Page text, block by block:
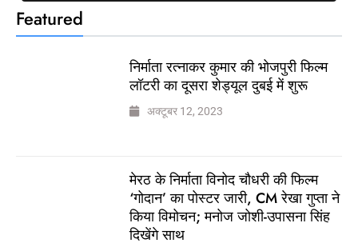
Featured
निर्माता रत्नाकर कुमार की भोजपुरी फिल्म
लॉटरी का दूसरा शेड्यूल दुबई में शुरू
अक्टूबर 12, 2023
मेरठ के निर्माता विनोद चौधरी की फिल्म
‘गोदान’ का पोस्टर जारी, CM रेखा गुप्ता ने
किया विमोचन; मनोज जोशी-उपासना सिंह
दिखेंगे साथ